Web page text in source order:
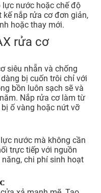
lực nước hoặc chế độ
kế nắp rửa cơ đơn giản,
hoặc thay mới.
rửa cơ
siêu nhẵn và chống
bị cuốn trôi chỉ với
bồn luôn sạch sẽ và
Nắp rửa cơ làm từ
ố vàng hoặc nứt vỡ
nước mà không cần
trực tiếp với nguồn
chi phí sinh hoạt